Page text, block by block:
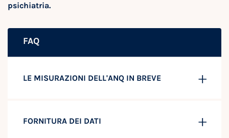
psichiatria.
FAQ
LE MISURAZIONI DELL'ANQ IN BREVE
FORNITURA DEI DATI